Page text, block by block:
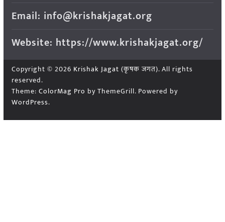
Email: info@krishakjagat.org
Website: https://www.krishakjagat.org/
Copyright © 2026 Krishak Jagat (कृषक जगत). All rights
reserved.
Theme: ColorMag Pro by ThemeGrill. Powered by
WordPress.